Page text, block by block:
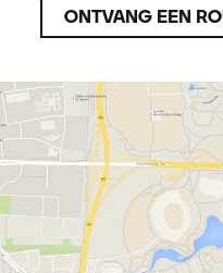
ONTVANG EEN